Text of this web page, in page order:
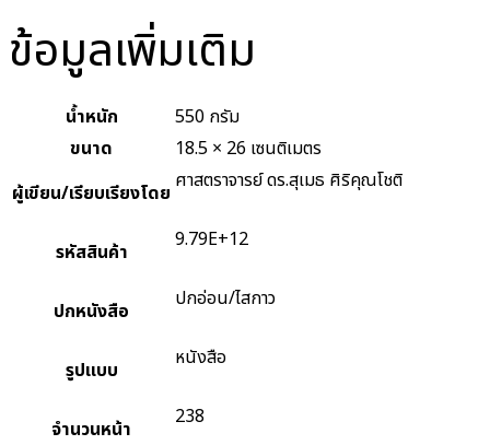
ข้อมูลเพิ่มเติม
น้ำหนัก
550 กรัม
ขนาด
18.5 × 26 เซนติเมตร
ผู้เขียน/เรียบเรียงโดย ศาสตราจารย์ ดร.สุเมธ ศิริคุณโชติ
รหัสสินค้า 9.79E+12
ปกหนังสือ ปกอ่อน/ไสกาว
รูปแบบ หนังสือ
จำนวนหน้า 238